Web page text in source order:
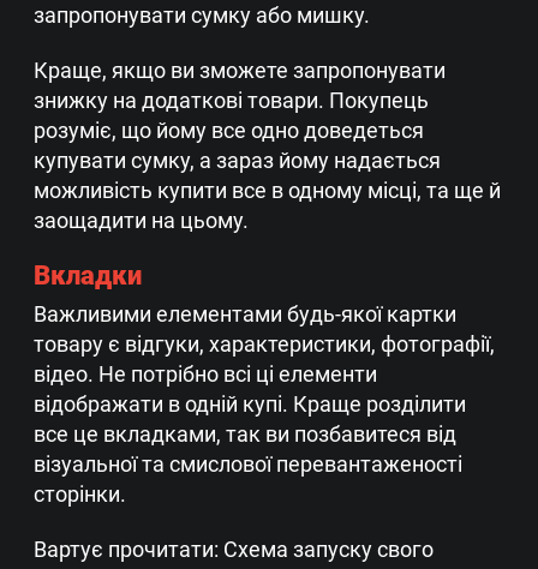
запропонувати сумку або мишку.
Краще, якщо ви зможете запропонувати
знижку на додаткові товари. Покупець
розуміє, що йому все одно доведеться
купувати сумку, а зараз йому надається
можливість купити все в одному місці, та ще й
заощадити на цьому.
Вкладки
Важливими елементами будь-якої картки
товару є відгуки, характеристики, фотографії,
відео. Не потрібно всі ці елементи
відображати в одній купі. Краще розділити
все це вкладками, так ви позбавитеся від
візуальної та смислової перевантаженості
сторінки.
Вартує прочитати: Схема запуску свого